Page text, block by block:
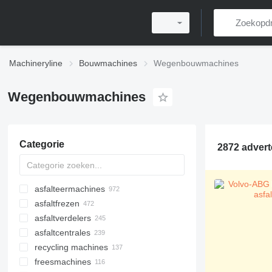
Machineryline Bouwmachines Wegenbouwmachines
Wegenbouwmachines
Categorie
asfalteermachines
rups asfalteermachines
asfalteermachines op wielen
asfaltfrezen
asfaltverdelers
asfaltcentrales
recycling machines
freesmachines
2872